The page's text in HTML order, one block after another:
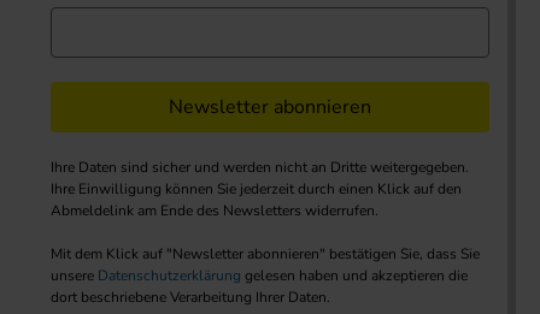
Newsletter abonnieren
Ihre Daten sind sicher und werden nicht an Dritte weitergegeben.
Ihre Einwilligung können Sie jederzeit durch einen Klick auf den
Abmeldelink am Ende des Newsletters widerrufen.
Mit dem Klick auf "Newsletter abonnieren" bestätigen Sie, dass Sie
unsere Datenschutzerklärung gelesen haben und akzeptieren die
dort beschriebene Verarbeitung Ihrer Daten.